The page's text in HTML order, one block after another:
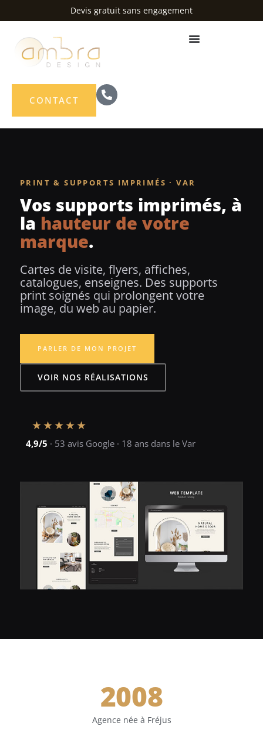
au
Devis gratuit sans engagement
CONTACT
PRINT & SUPPORTS IMPRIMÉS · VAR
Vos supports imprimés, à
la hauteur de votre
marque.
Cartes de visite, flyers, affiches,
catalogues, enseignes. Des supports
print soignés qui prolongent votre
image, du web au papier.
PARLER DE MON PROJET
VOIR NOS RÉALISATIONS
★★★★★
4,9/5 · 53 avis Google · 18 ans dans le Var
Agence née à Fréjus
2008